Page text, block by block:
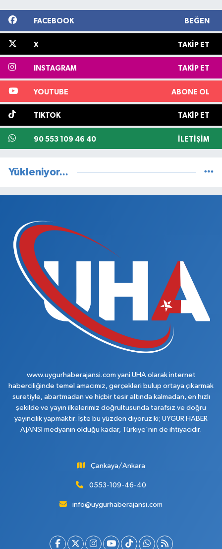
FACEBOOK BEĞEN
X TAKIP ET
INSTAGRAM TAKIP ET
YOUTUBE ABONE OL
TIKTOK TAKIP ET
90 553 109 46 40 İLETIŞIM
Yükleniyor...
www.uygurhaberajansi.com yani UHA olarak internet
haberciliğinde temel amacımız, gerçekleri bulup ortaya çıkarmak
suretiyle, abartmadan ve hiçbir tesir altında kalmadan, en hızlı
şekilde ve yayın ilkelerimiz doğrultusunda tarafsız ve doğru
yayıncılık yapmaktır. İşte bu yüzden diyoruz ki; UYGUR HABER
AJANSI medyanın olduğu kadar, Türkiye'nin de ihtiyacıdır.
Çankaya/Ankara
0553-109-46-40
info@uygurhaberajansi.com